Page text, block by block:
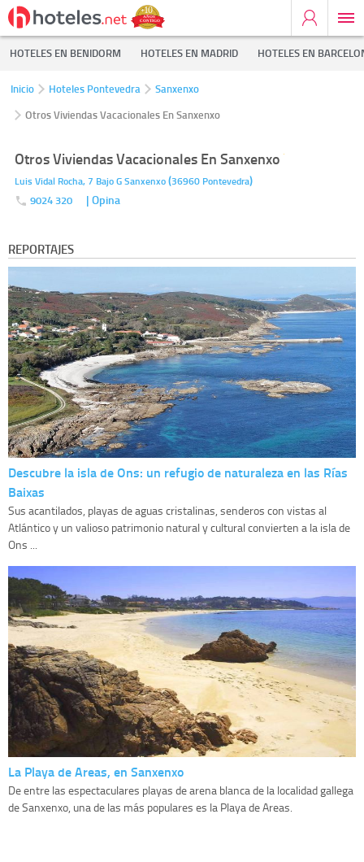
HOTELES EN BENIDORM HOTELES EN MADRID HOTELES EN
Inicio Hoteles Pontevedra
Sanxenxo
Otros Viviendas Vacacionales En Sanxenxo
Otros Viviendas Vacacionales En Sanxenxo
Luis Vidal Rocha, 7 Bajo GSanxenxo(36960 Pontevedra)
9024 320 | Opina
REPORTAJES
Descubre la isla de Ons: un refugio de naturaleza en las Rías
Baixas
Sus acantilados, playas de aguas cristalinas, senderos con vistas al
Atlántico y un valioso patrimonio natural y cultural convierten a la isla de
Ons ...
La Playa de Areas, en Sanxenxo
De entre las espectaculares playas de arena blanca de la localidad gallega
de Sanxenxo, una de las más populares es la Playa de Areas.